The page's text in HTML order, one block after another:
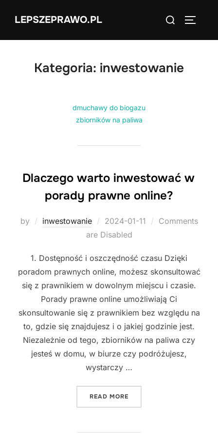
LEPSZEPRAWO.PL
Search
Kategoria: inwestowanie
dmuchawy do biogazu
zbiorników na paliwa
Dlaczego warto inwestować w
porady prawne online?
by inwestowanie
Posted
on
2024-01-11
Comments
are Disabled
1. Dostępność i oszczędność czasu Dzięki
poradom prawnych online, możesz skonsultować
się z prawnikiem w dowolnym miejscu i czasie.
Porady prawne online umożliwiają Ci
skonsultowanie się z prawnikiem bez względu na
to, gdzie się znajdujesz i o jakiej godzinie jest.
Niezależnie od tego, zbiorników na paliwa czy
jesteś w domu, w biurze czy podróżujesz,
wystarczy …
READ MORE